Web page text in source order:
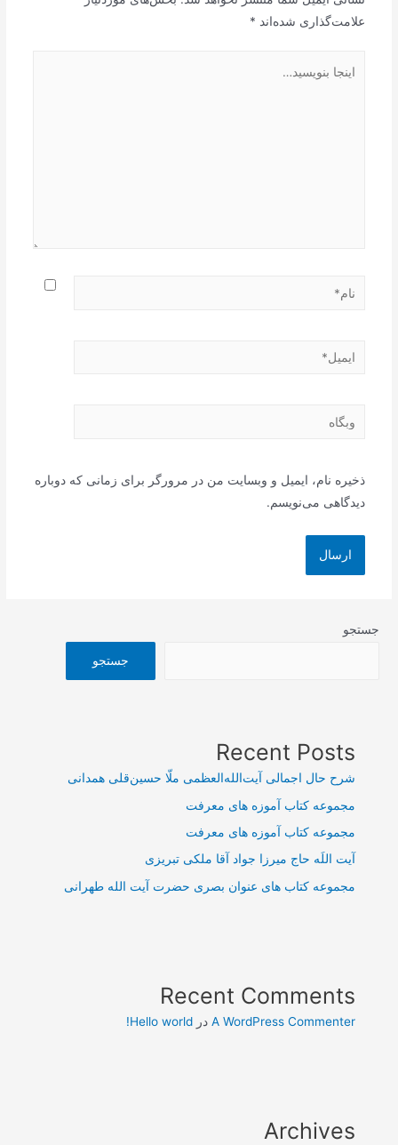
علامت‌گذاری شده‌اند *
بنویسید…
نام*
ایمیل*
وبگاه
ذخیره نام، ایمیل و وبسایت من در مرورگر برای زمانی که دوباره
دیدگاهی می‌نویسم.
جستجو
جستجو
Recent Posts
شرح حال اجمالی آیت‌الله‌العظمی ملّا حسین‌قلی همدانی
مجموعه کتاب آموزه های معرفت
مجموعه کتاب آموزه های معرفت
آیت اللَه حاج میرزا جواد آقا ملکی تبریزی
مجموعه کتاب های عنوان بصری حضرت آیت الله طهرانی
Recent Comments
A WordPress Commenter درHello world!
Archives